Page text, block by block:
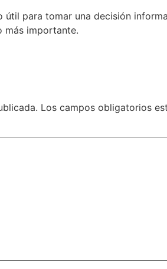
para tomar una decisión
más importante.
Los campos obligatorios